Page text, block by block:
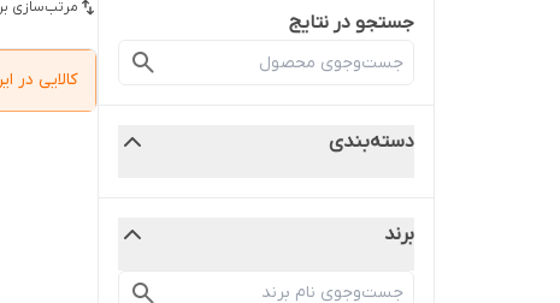
جستجو در نتایج
دسته‌بندی
برند
مرتب‌سازی
کالایی